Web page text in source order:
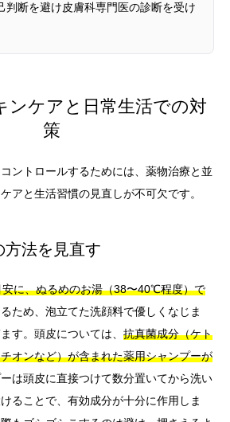
判断を避け皮膚科専門医の診断を受け
ンケアと日常生活での対
策
ントロールするためには、薬物治療と並
アと生活習慣の見直しが不可欠です。
方法を見直す
に、ぬるめのお湯（38〜40℃程度）で
ため、泡立てた洗顔料で優しくなじま
す。頭皮については、 抗真菌成分（ケト
オンなど）が含まれた薬用シャンプーが
は頭皮に直接つけて数分置いてから洗い
ることで、有効成分が十分に作用しま